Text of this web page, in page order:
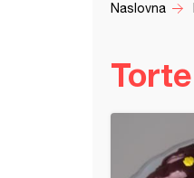
Naslovna
Torte